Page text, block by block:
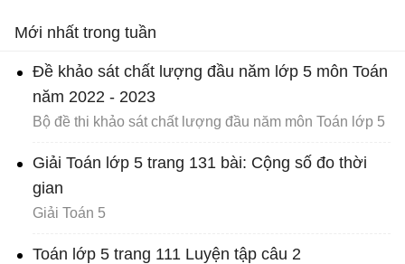
Mới nhất trong tuần
Đề khảo sát chất lượng đầu năm lớp 5 môn Toán
năm 2022 - 2023
Bộ đề thi khảo sát chất lượng đầu năm môn Toán lớp 5
Giải Toán lớp 5 trang 131 bài: Cộng số đo thời
gian
Giải Toán 5
Toán lớp 5 trang 111 Luyện tập câu 2